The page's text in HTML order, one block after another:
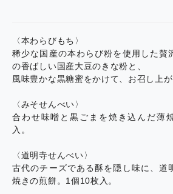
〈本わらびもち〉
稀少な国産の本わらび粉を使用した贅
の香ばしい国産大豆のきな粉と、
風味豊かな黒糖蜜をかけて、お召し上が
〈みそせんべい〉
合わせ味噌と黒ごまを焼き込んだ薄
入。
〈道明寺せんべい〉
古代のチーズである酥を隠し味に、道
焼きの煎餅。1個10枚入。